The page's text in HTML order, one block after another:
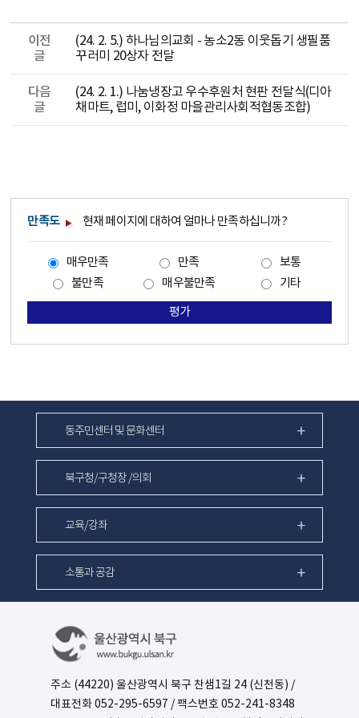
이전
글
(24. 2. 5.) 하나님의교회 - 농소2동 이웃돕기 생필품
꾸러미 20상자 전달
다음
글
(24. 2. 1.) 나눔냉장고 우수후원처 현판 전달식(디아
채마트, 럽미, 이화정 마을관리사회적협동조합)
만족도 현재 페이지에 대하여 얼마나 만족하십니까?
매우만족 만족
보통
불만족
매우불만족 기타
평가
동주민센터 및 문화센터
북구청/구청장 /의회
교육/강좌
소통과 공감
주소 (44220) 울산광역시 북구 찬샘1길 24 (신천동) /
대표전화052-295-6597 / 팩스번호 052-241-8348